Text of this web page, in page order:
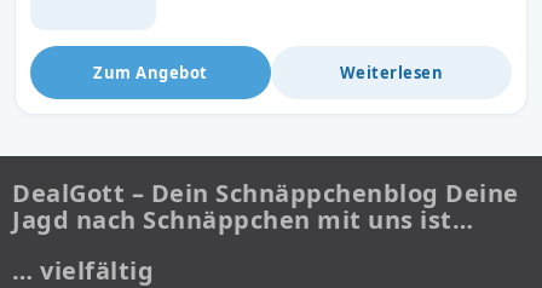
Zum Angebot Weiterlesen
DealGott – Dein Schnäppchenblog Deine
Jagd nach Schnäppchen mit uns ist…
… vielfältig